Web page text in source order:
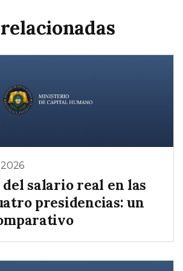
salario real en las
presidencias: un